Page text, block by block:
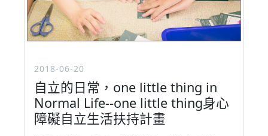
2018-06-20
自立的日常，one little thing in
Normal Life--one little thing身心
障礙自立生活扶持計畫